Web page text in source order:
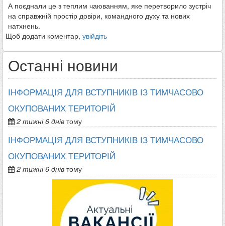
А поєднали це з теплим чаюванням, яке перетворило зустріч
на справжній простір довіри, командного духу та нових
натхнень.
Щоб додати коментар, увійдіть
Останні новини
ІНФОРМАЦІЯ ДЛЯ ВСТУПНИКІВ ІЗ ТИМЧАСОВО
ОКУПОВАНИХ ТЕРИТОРІЙ
2 тижні 6 днів тому
ІНФОРМАЦІЯ ДЛЯ ВСТУПНИКІВ ІЗ ТИМЧАСОВО
ОКУПОВАНИХ ТЕРИТОРІЙ
2 тижні 6 днів тому